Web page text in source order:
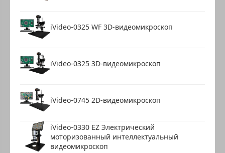
iVideo-0325 WF 3D-видеомикроскоп
iVideo-0325 3D-видеомикроскоп
iVideo-0745 2D-видеомикроскоп
iVideo-0330 EZ Электрический
моторизованный интеллектуальный
видеомикроскоп